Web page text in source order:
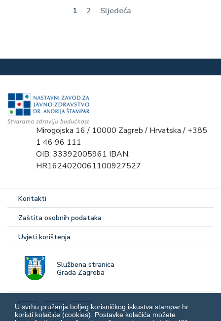
Current
1 Stranica
2
Next
Sljedeća
Mirogojska 16 / 10000 Zagreb / Hrvatska / +385
1 46 96 111
OIB: 33392005961 IBAN:
HR1624020061100927527
Kontakti
Zaštita osobnih podataka
Uvjeti korištenja
Službena stranica
Grada Zagreba
U svrhu pružanja boljeg korisničkog iskustva stampar.hr
koristi kolačiće (cookies). Postavke kolačića možete